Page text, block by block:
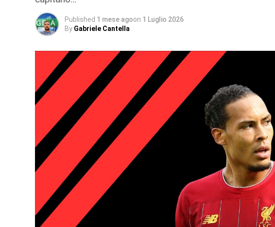
Published 1 mese agoon 1 Luglio 2026
By Gabriele Cantella